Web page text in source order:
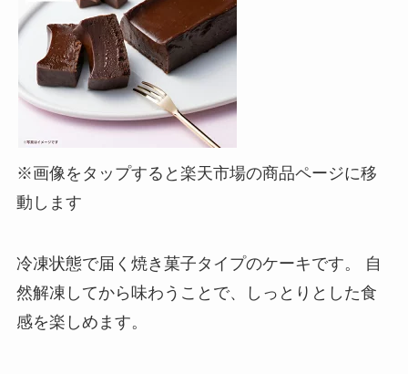
※画像をタップすると楽天市場の商品ページに移
動します
冷凍状態で届く焼き菓子タイプのケーキです。 自
然解凍してから味わうことで、しっとりとした食
感を楽しめます。